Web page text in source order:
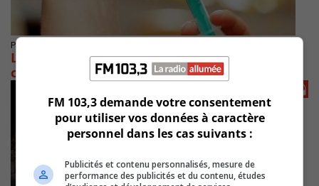
Publié le 29 avril 2024 à 07h39
Les 75 ans et plus pourront avoir le vaccin
contre le zona gratuitement
FM 103,3 demande votre consentement
pour utiliser vos données à caractère
personnel dans les cas suivants :
Publicités et contenu personnalisés, mesure de
performance des publicités et du contenu, études